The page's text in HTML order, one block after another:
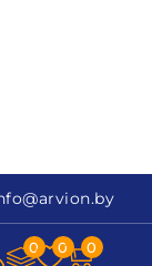
@arvion.by
0 0 0